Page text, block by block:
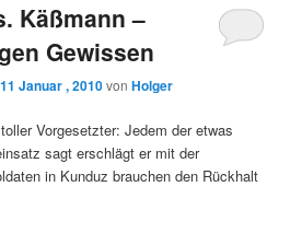
Käßmann –
Gewissen
Januar , 2010vonHolger
Vorgesetzter: Jedem der etwas
sagt erschlägt er mit der
in Kunduz brauchen den Rückhalt